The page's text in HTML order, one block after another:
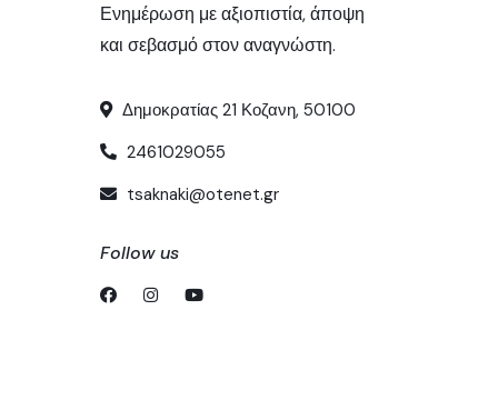
Ενημέρωση με αξιοπιστία, άποψη
και σεβασμό στον αναγνώστη.
Δημοκρατίας 21 Κοζανη, 50100
2461029055
tsaknaki@otenet.gr
Follow us